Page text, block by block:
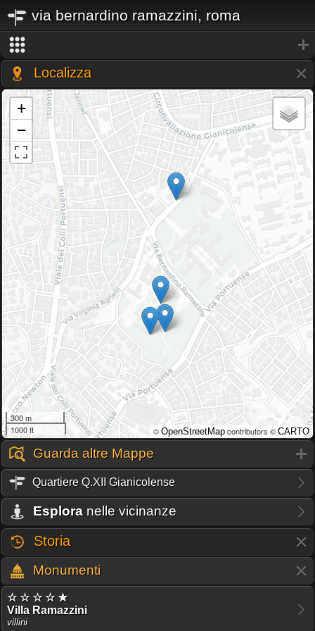
via bernardino ramazzini, roma
Localizza
+
−
300 m
1000 ft
© OpenStreetMap contributors © CARTO
Guarda altre Mappe
Quartiere Q.XII Gianicolense
Esplora nelle vicinanze
Storia
Monumenti
☆ ☆ ☆ ☆ ★
Villa Ramazzini
villini